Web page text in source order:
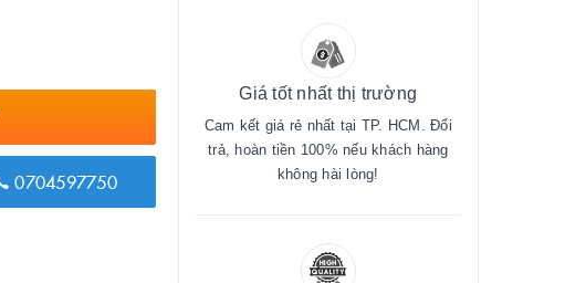
0704597750
Giá tốt nhất thị trường
Cam kết giá rẻ nhất tại TP. HCM. Đổi
trả, hoàn tiền 100% nếu khách hàng
không hài lòng!